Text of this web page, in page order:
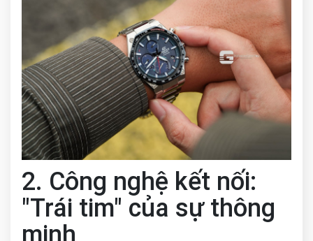
2. Công nghệ kết nối:
"Trái tim" của sự thông
minh